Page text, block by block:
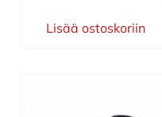
Lisää ostoskoriin